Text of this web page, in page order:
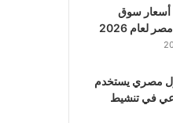
أسعار سوق
لعام 2026
مصري يستخدم
في تنشيط